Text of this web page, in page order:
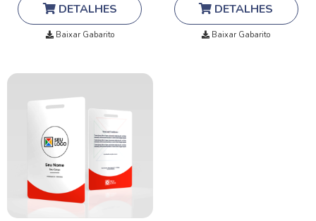
DETALHES
Baixar Gabarito
DETALHES
Baixar Gabarito